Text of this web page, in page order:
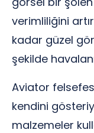
verimliliğini
kadar güzel
şekilde
Aviator
kendini
malzemeler